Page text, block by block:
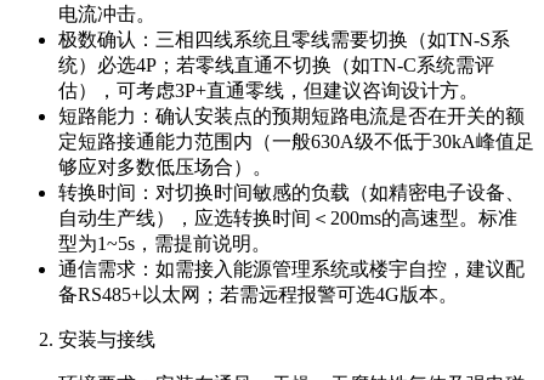
电流冲击。
极数确认：三相四线系统且零线需要切换（如TN-S系
统）必选4P；若零线直通不切换（如TN-C系统需评
估），可考虑3P+直通零线，但建议咨询设计方。
短路能力：确认安装点的预期短路电流是否在开关的额
定短路接通能力范围内（一般630A级不低于30kA峰值足
够应对多数低压场合）。
转换时间：对切换时间敏感的负载（如精密电子设备、
自动生产线），应选转换时间＜200ms的高速型。标准
型为1~5s，需提前说明。
通信需求：如需接入能源管理系统或楼宇自控，建议配
备RS485+以太网；若需远程报警可选4G版本。
安装与接线